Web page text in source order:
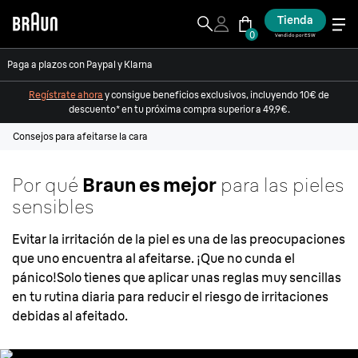
0
Tienda
Vendido por ESW
Paga a plazos con Paypal y Klarna
Regístrate ahora y consigue beneficios exclusivos, incluyendo 10€ de
descuento* en tu próxima compra superior a 49,9€.
Consejos para afeitarse la cara
Por qué Braun es mejor para las pieles
sensibles
Evitar la irritación de la piel es una de las preocupaciones
que uno encuentra al afeitarse. ¡Que no cunda el
pánico!Solo tienes que aplicar unas reglas muy sencillas
en tu rutina diaria para reducir el riesgo de irritaciones
debidas al afeitado.